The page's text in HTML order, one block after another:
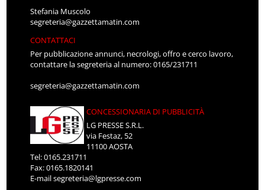
Stefania Muscolo
segreteria@gazzettamatin.com
CONTATTACI
Per pubblicazione annunci, necrologi, offro e cerco lavoro,
contattare la segreteria al numero: 0165/231711
segreteria@gazzettamatin.com
CONCESSIONARIA DI PUBBLICITÀ
LG PRESSE S.R.L.
via Festaz, 52
11100 AOSTA
Tel: 0165.231711
Fax: 0165.1820141
E-mailsegreteria@lgpresse.com